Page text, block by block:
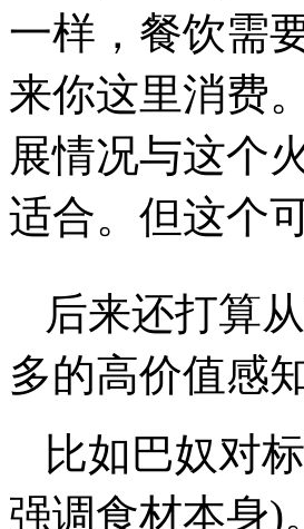
一样，餐饮需
来你这里消费
展情况与这个
适合。但这个
后来还打算
多的高价值感
比如巴奴对
强调食材本身)